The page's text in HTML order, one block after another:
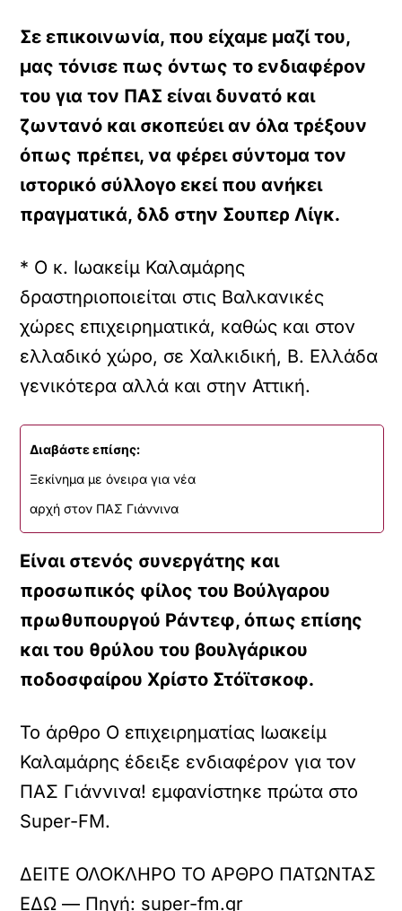
Σε επικοινωνία, που είχαμε μαζί του,
μας τόνισε πως όντως το ενδιαφέρον
του για τον ΠΑΣ είναι δυνατό και
ζωντανό και σκοπεύει αν όλα τρέξουν
όπως πρέπει, να φέρει σύντομα τον
ιστορικό σύλλογο εκεί που ανήκει
πραγματικά, δλδ στην Σουπερ Λίγκ.
* Ο κ. Ιωακείμ Καλαμάρης
δραστηριοποιείται στις Βαλκανικές
χώρες επιχειρηματικά, καθώς και στον
ελλαδικό χώρο, σε Χαλκιδική, Β. Ελλάδα
γενικότερα αλλά και στην Αττική.
Διαβάστε επίσης:
Ξεκίνημα με όνειρα για νέα
αρχή στον ΠΑΣ Γιάννινα
Είναι στενός συνεργάτης και
προσωπικός φίλος του Βούλγαρου
πρωθυπουργού Ράντεφ, όπως επίσης
και του θρύλου του βουλγάρικου
ποδοσφαίρου Χρίστο Στόϊτσκοφ.
Το άρθρο Ο επιχειρηματίας Ιωακείμ
Καλαμάρης έδειξε ενδιαφέρον για τον
ΠΑΣ Γιάννινα! εμφανίστηκε πρώτα στο
Super-FM.
ΔΕΙΤΕ ΟΛΟΚΛΗΡΟ ΤΟ ΑΡΘΡΟ ΠΑΤΩΝΤΑΣ
ΕΔΩ — Πηγή: super-fm.gr